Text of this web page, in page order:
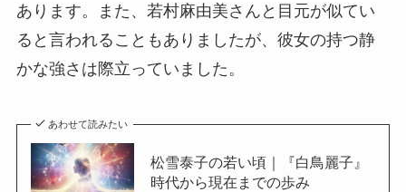
あります。また、若村麻由美さんと目元が似てい
ると言われることもありましたが、彼女の持つ静
かな強さは際立っていました。
あわせて読みたい
松雪泰子の若い頃｜『白鳥麗子』
時代から現在までの歩み